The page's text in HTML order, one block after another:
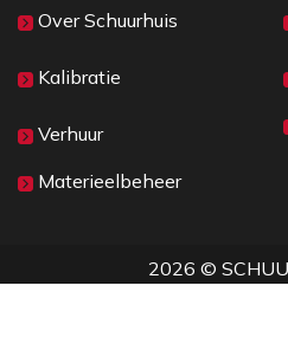
overstap naar Aspen D en
Over Sc​huurhuis
Kalibratie
Verhuur
Materieelbeheer
2026 ©